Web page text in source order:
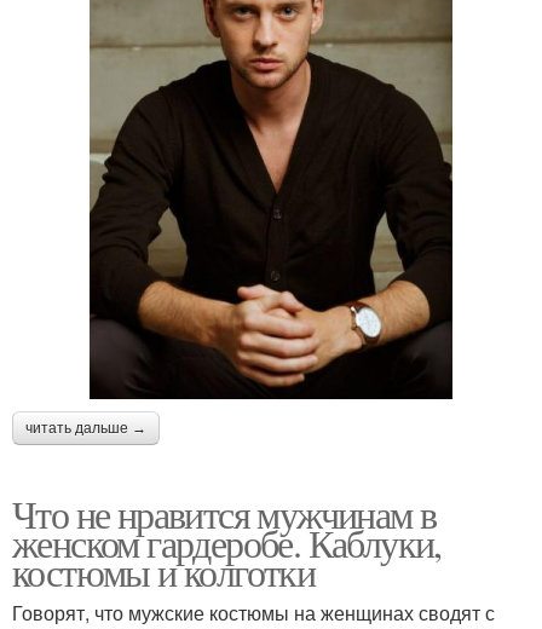
читать дальше →
Что не нравится мужчинам в
женском гардеробе. Каблуки,
костюмы и колготки
Говорят, что мужские костюмы на женщинах сводят с